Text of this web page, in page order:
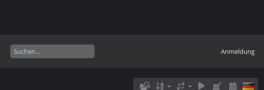
Anmeldung